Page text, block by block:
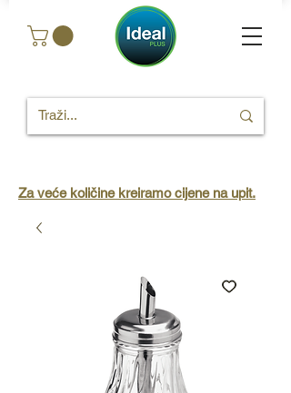
Za veće količine kreiramo cijene na upit.